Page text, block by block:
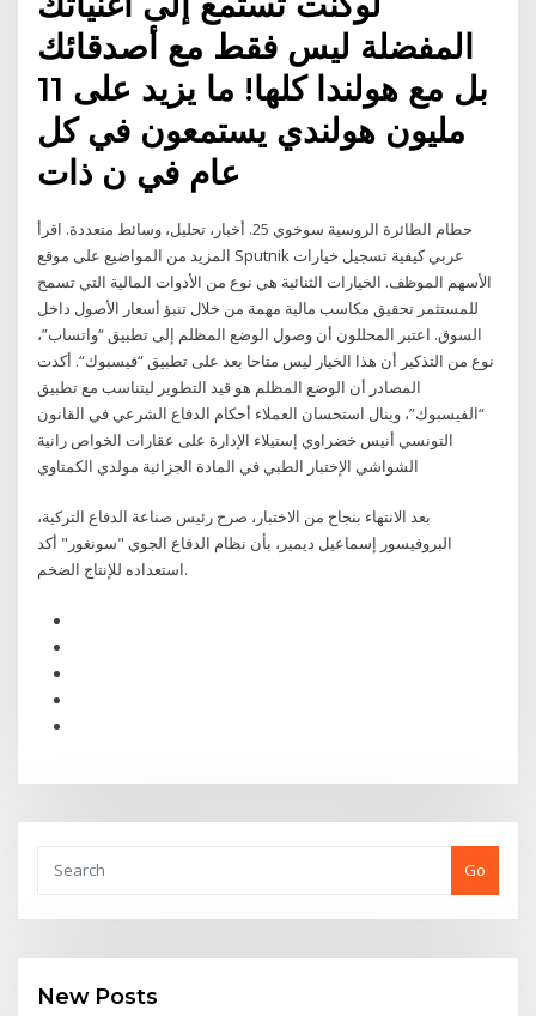
المفضلة ليس فقط مع أصدقائك
بل مع هولندا كلها! ما يزيد على 11
مليون هولندي يستمعون في كل
عام في ن ذات
حطام الطائرة الروسية سوخوي 25. أخبار، تحليل، وسائط متعددة. اقرأ
المزيد من المواضيع على موقع Sputnik عربي كيفية تسجيل خيارات
الأسهم الموظف. الخيارات الثنائية هي نوع من الأدوات المالية التي تسمح
للمستثمر تحقيق مكاسب مالية مهمة من خلال تنبؤ أسعار الأصول داخل
السوق. اعتبر المحللون أن وصول الوضع المظلم إلى تطبيق “واتساب”،
نوع من التذكير أن هذا الخيار ليس متاحا بعد على تطبيق “فيسبوك“. أكدت
المصادر أن الوضع المظلم هو قيد التطوير ليتناسب مع تطبيق
“الفيسبوك”، وينال استحسان العملاء أحكام الدفاع الشرعي في القانون
التونسي أنيس خضراوي إستيلاء الإدارة على عقارات الخواص رانية
الشواشي الإختبار الطبي في المادة الجزائية مولدي الكمتاوي
بعد الانتهاء بنجاح من الاختبار، صرح رئيس صناعة الدفاع التركية،
البروفيسور إسماعيل ديمير، بأن نظام الدفاع الجوي "سونغور" أكد
استعداده للإنتاج الضخم.
Go
New Posts